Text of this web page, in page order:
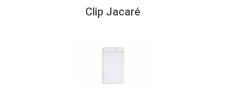
Clip Jacaré